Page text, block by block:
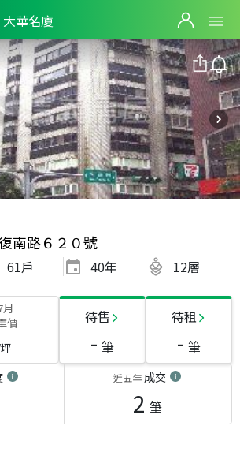
大華名廈
南路６２０號
61戶 40年 12層
月
價
待售
- 筆
待租
- 筆
近五年成交
2 筆